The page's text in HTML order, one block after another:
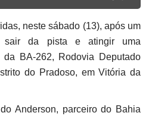
neste sábado (13), após um
sair da pista e atingir uma
da BA-262, Rodovia Deputado
do Pradoso, em Vitória da
Anderson, parceiro do Bahia